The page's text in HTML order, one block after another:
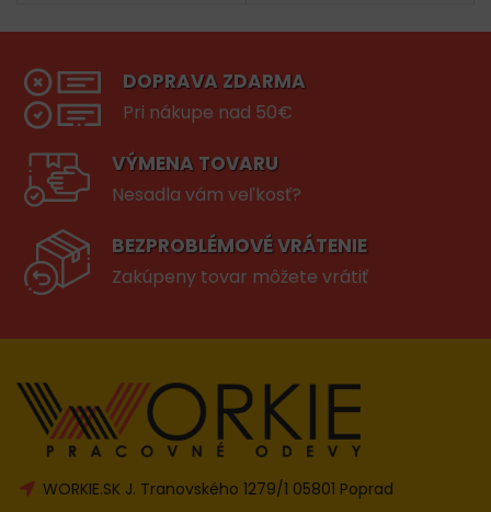
DOPRAVA ZDARMA
Pri nákupe nad 50€
VÝMENA TOVARU
Nesadla vám veľkosť?
BEZPROBLÉMOVÉ VRÁTENIE
Zakúpeny tovar môžete vrátiť
WORKIE.SK J. Tranovského 1279/1 05801 Poprad